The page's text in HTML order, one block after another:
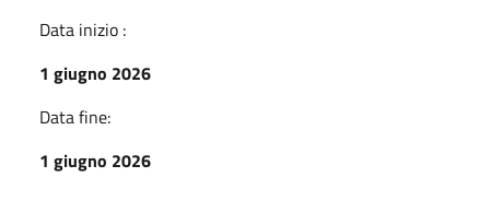
Data inizio :
1 giugno 2026
Data fine:
1 giugno 2026